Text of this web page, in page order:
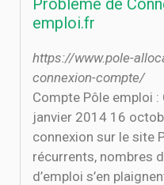
Probleme de
emploi.fr
https://www.pole-
connexion-compte/
Compte Pôle emploi
janvier 2014 16
connexion sur le site
récurrents, nombres
d’emploi s’en